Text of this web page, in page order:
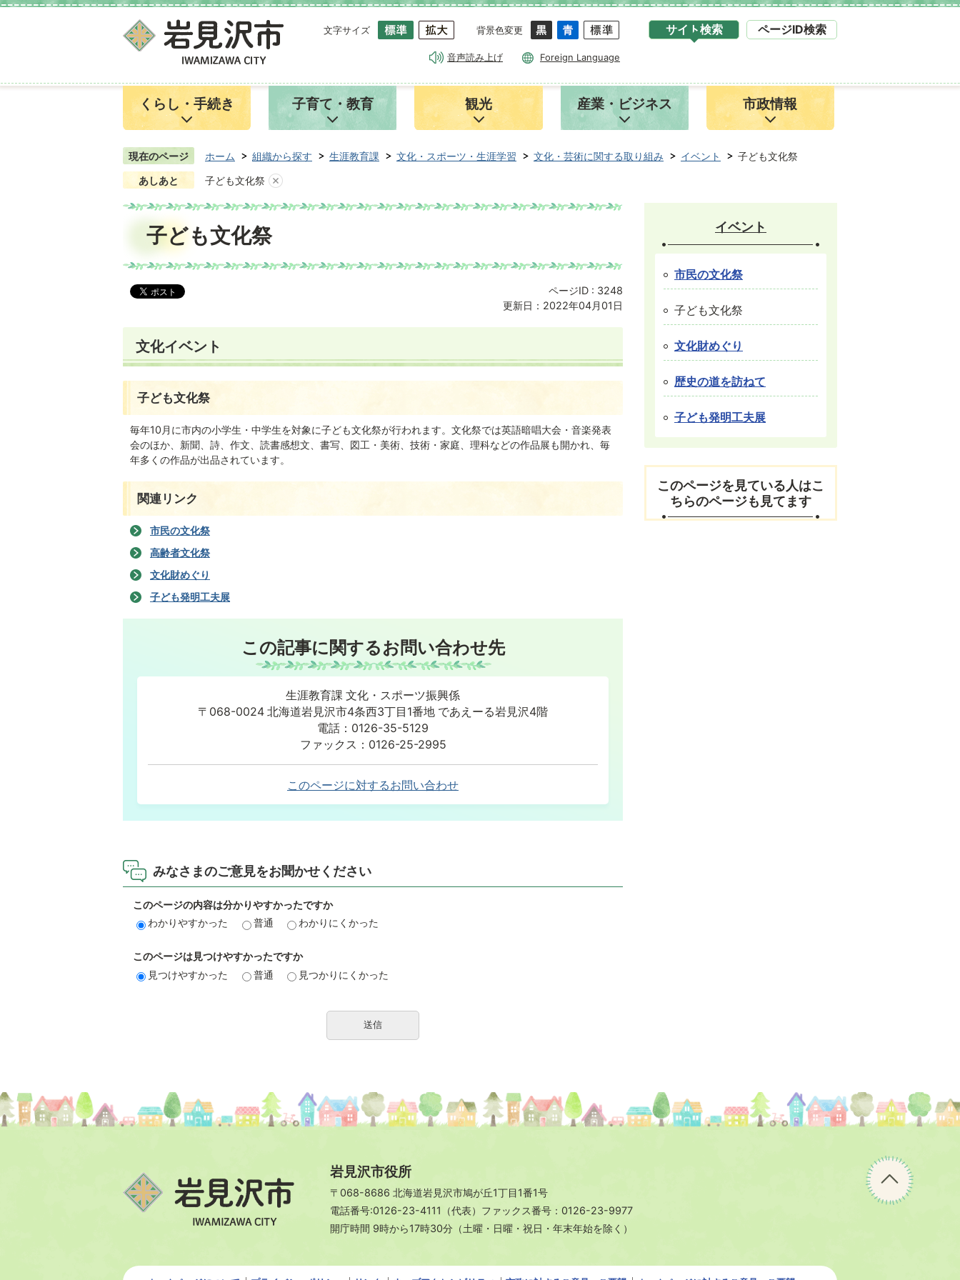
文字サイズ 背景色変更
音声読み上げ Foreign Language
サイト検索 ページID検索
ト
索
くらし・手続き 子育て・教育 観光 産業・ビジネス 市政情報
現在のページ ホーム 組織から探す 生涯教育課 文化・スポーツ・生涯学習 文化・芸術に関する取り組み イベント
子ども文化祭
あしあと
子ども文化祭
子ども文化祭
ページID : 3248
更新日：2022年04月01日
文化イベント
子ども文化祭
毎年10月に市内の小学生・中学生を対象に子ども文化祭が行われます。文化祭では英語暗唱大会・音楽発表
会のほか、新聞、詩、作文、読書感想文、書写、図工・美術、技術・家庭、理科などの作品展も開かれ、毎
年多くの作品が出品されています。
関連リンク
市民の文化祭
高齢者文化祭
文化財めぐり
子ども発明工夫展
この記事に関するお問い合わせ先
生涯教育課 文化・スポーツ振興係
〒068-0024 北海道岩見沢市4条西3丁目1番地 であえーる岩見沢4階
電話：0126-35-5129
ファックス：0126-25-2995
このページに対するお問い合わせ
みなさまのご意見をお聞かせください
このページの内容は分かりやすかったですか
わかりやすかった
普通 わかりにくかった
このページは見つけやすかったですか
見つけやすかった
普通 見つかりにくかった
イベント
市民の文化祭
子ども文化祭
文化財めぐり
歴史の道を訪ねて
子ども発明工夫展
このページを見ている人はこ
ちらのページも見てます
ペ
ー
ジ
の
岩見沢市役所
〒068-8686 北海道岩見沢市鳩が丘1丁目1番1号
電話番号:0126-23-4111（代表）ファックス番号：0126-23-9977
開庁時間 9時から17時30分（土曜・日曜・祝日・年末年始を除く）